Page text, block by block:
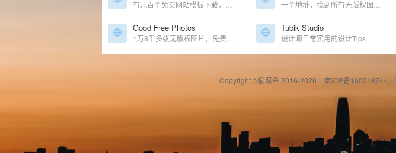
Good Free Photos Tubik Studio
设计师日常实用的设计Tips
Copyright ©偷渡鱼 2016-2026 京ICP备16001874号-1